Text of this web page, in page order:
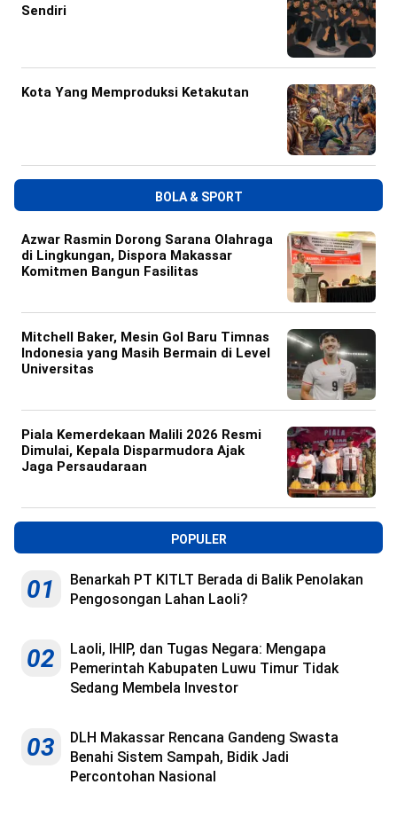
Sendiri
Kota Yang Memproduksi Ketakutan
BOLA & SPORT
Azwar Rasmin Dorong Sarana Olahraga
di Lingkungan, Dispora Makassar
Komitmen Bangun Fasilitas
Mitchell Baker, Mesin Gol Baru Timnas
Indonesia yang Masih Bermain di Level
Universitas
Piala Kemerdekaan Malili 2026 Resmi
Dimulai, Kepala Disparmudora Ajak
Jaga Persaudaraan
POPULER
01
Benarkah PT KITLT Berada di Balik Penolakan
Pengosongan Lahan Laoli?
02
Laoli, IHIP, dan Tugas Negara: Mengapa
Pemerintah Kabupaten Luwu Timur Tidak
Sedang Membela Investor
03
DLH Makassar Rencana Gandeng Swasta
Benahi Sistem Sampah, Bidik Jadi
Percontohan Nasional